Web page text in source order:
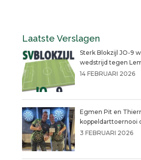
Laatste Verslagen
Sterk Blokzijl JO-9
wedstrijd tegen
14 FEBRUARI 2026
Egmen Pit en
koppeldarttoernooi
3 FEBRUARI 2026